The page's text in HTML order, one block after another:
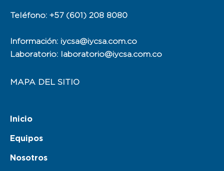
Teléfono: +57 (601) 208 8080
Información: iycsa@iycsa.com.co
Laboratorio: laboratorio@iycsa.com.co
MAPA DEL SITIO
Inicio
Equipos
Nosotros